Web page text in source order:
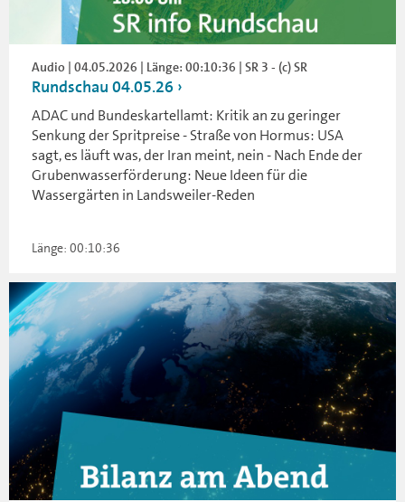
Audio | 04.05.2026 | Länge: 00:10:36 | SR 3 - (c) SR
Rundschau 04.05.26
ADAC und Bundeskartellamt: Kritik an zu geringer
Senkung der Spritpreise - Straße von Hormus: USA
sagt, es läuft was, der Iran meint, nein - Nach Ende der
Grubenwasserförderung: Neue Ideen für die
Wassergärten in Landsweiler-Reden
Länge: 00:10:36